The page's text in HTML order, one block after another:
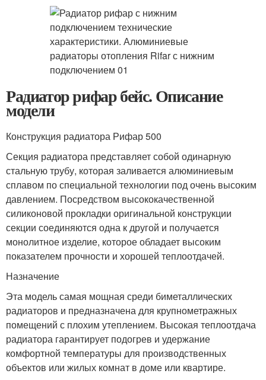
Радиатор рифар бейс. Описание
модели
Конструкция радиатора Рифар 500
Секция радиатора представляет собой одинарную
стальную трубу, которая заливается алюминиевым
сплавом по специальной технологии под очень высоким
давлением. Посредством высококачественной
силиконовой прокладки оригинальной конструкции
секции соединяются одна к другой и получается
монолитное изделие, которое обладает высоким
показателем прочности и хорошей теплоотдачей.
Назначение
Эта модель самая мощная среди биметаллических
радиаторов и предназначена для крупнометражных
помещений с плохим утеплением. Высокая теплоотдача
радиатора гарантирует подогрев и удержание
комфортной температуры для производственных
объектов или жилых комнат в доме или квартире.